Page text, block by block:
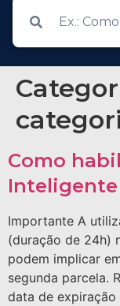
Como
Importante A
(duração de 24h)
podem implicar
segunda parcela.
data de